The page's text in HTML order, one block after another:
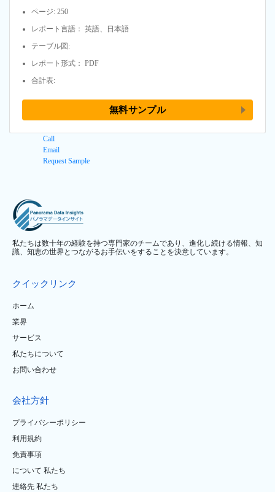
ページ: 250
レポート言語： 英語、日本語
テーブル図:
レポート形式： PDF
合計表:
無料サンプル
Call
Email
Request Sample
私たちは数十年の経験を持つ専門家のチームであり、進化し続ける情報、知
識、知恵の世界とつながるお手伝いをすることを決意しています。
クイックリンク
ホーム
業界
サービス
私たちについて
お問い合わせ
会社方針
プライバシーポリシー
利用規約
免責事項
について 私たち
連絡先 私たち